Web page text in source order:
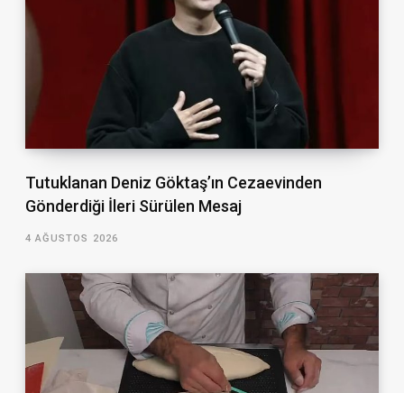
Tutuklanan Deniz Göktaş’ın Cezaevinden
Gönderdiği İleri Sürülen Mesaj
4 AĞUSTOS 2026